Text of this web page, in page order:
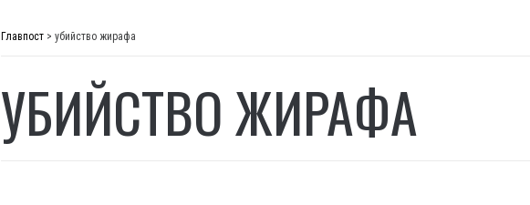
Главпост > убийство жирафа
УБИЙСТВО ЖИРАФА